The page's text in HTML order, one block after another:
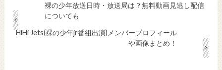
裸の少年放送日時・放送局は？無料動画見逃し配信
についても
HiHi Jets(裸の少年jr番組出演)メンバープロフィール
や画像まとめ！